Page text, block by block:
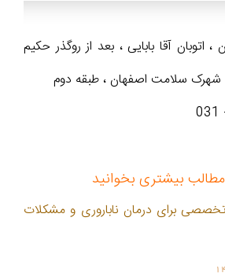
آقا بابایی ، بعد از روگذر حکیم
شهرک سلامت اصفهان ، طبقه دوم
بیشتری بخوانید
برای درمان ناباروری و مشکلات